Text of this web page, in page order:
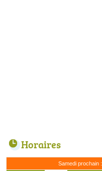
Horaires
Samedi prochain :